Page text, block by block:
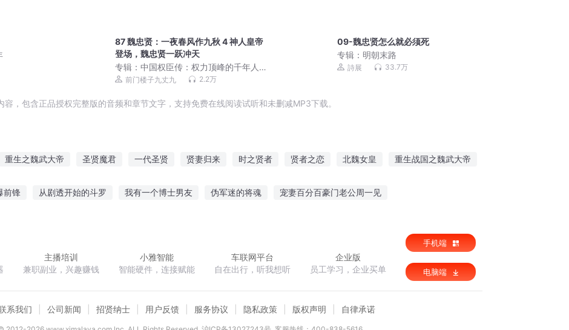
87 魏忠贤：一夜春风作九秋 4 神人皇帝
登场，魏忠贤一跃冲天
专辑：中国权臣传：权力顶峰的千年人
性博弈与阴暗法则丨读懂历史潜规则 |
前门楼子九丈九 2.2万
09-魏忠贤怎么就必须死
专辑： 明朝末路
詩展 33.7万
，包含正品授权完整版的音频和章节文字，支持免费在线阅读试听和未删减MP3下载。
重生之魏武大帝 圣贤魔君 一代圣贤 贤妻归来 时之贤者 贤者之恋 北魏女皇 重生战国之魏武大帝
前锋 从剧透开始的斗罗 我有一个博士男友 伪军迷的将魂 宠妻百分百豪门老公周一见
主播培训
兼职副业，兴趣赚钱
小雅智能
智能硬件，连接赋能
车联网平台
自在出行，听我想听
企业版
员工学习，企业买单
手机端
电脑端
系我们 公司新闻 招贤纳士 用户反馈 服务协议 隐私政策 版权声明 自律承诺